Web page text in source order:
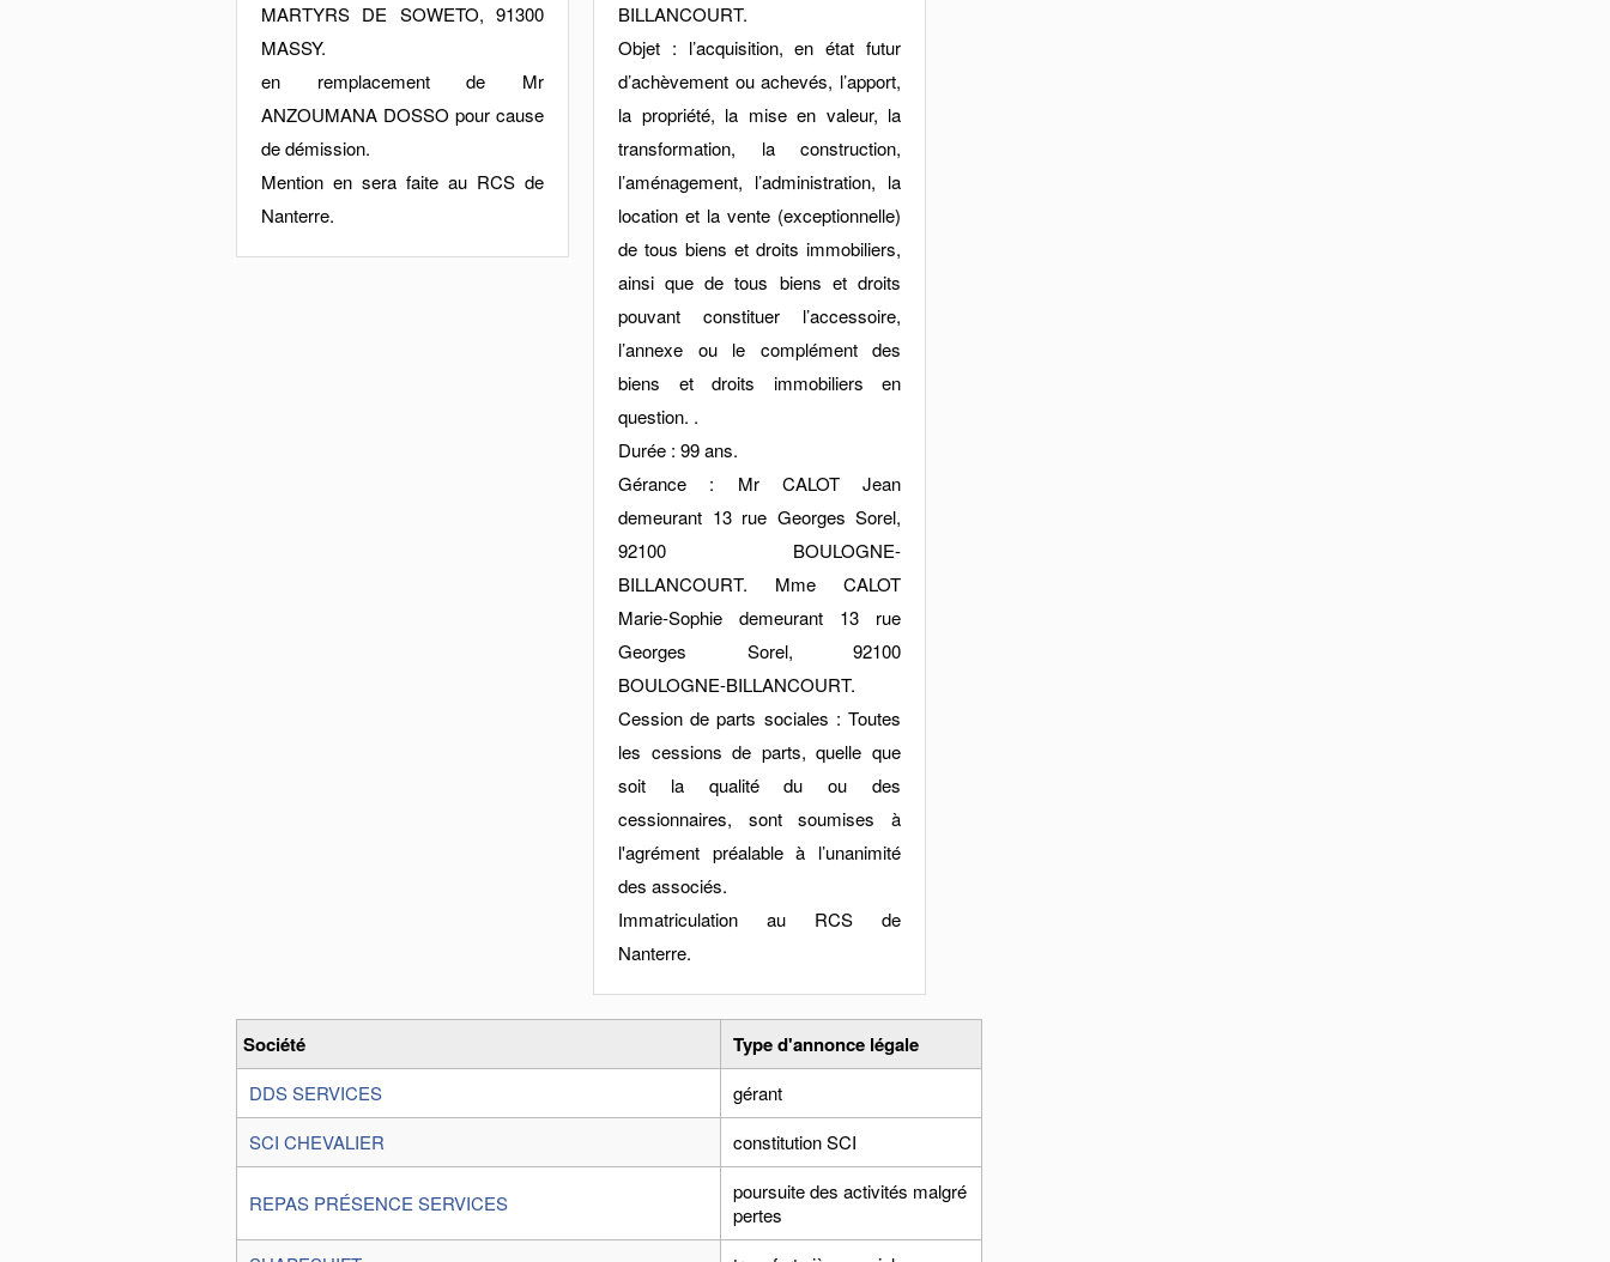
MARTYRS DE SOWETO, 91300
MASSY.
en remplacement de Mr
ANZOUMANA DOSSO pour cause
de démission.
Mention en sera faite au RCS de
Nanterre.
BILLANCOURT.
Objet : l’acquisition, en état futur
d’achèvement ou achevés, l’apport,
la propriété, la mise en valeur, la
transformation, la construction,
l’aménagement, l’administration, la
location et la vente (exceptionnelle)
de tous biens et droits immobiliers,
ainsi que de tous biens et droits
pouvant constituer l’accessoire,
l’annexe ou le complément des
biens et droits immobiliers en
question. .
Durée : 99 ans.
Gérance : Mr CALOT Jean
demeurant 13 rue Georges Sorel,
92100 BOULOGNE-
BILLANCOURT. Mme CALOT
Marie-Sophie demeurant 13 rue
Georges Sorel, 92100
BOULOGNE-BILLANCOURT.
Cession de parts sociales : Toutes
les cessions de parts, quelle que
soit la qualité du ou des
cessionnaires, sont soumises à
l'agrément préalable à l’unanimité
des associés.
Immatriculation au RCS de
Nanterre.
Société Type d'annonce légale
DDS SERVICES
gérant
SCI CHEVALIER
constitution SCI
REPAS PRÉSENCE SERVICES
poursuite des activités malgré
pertes